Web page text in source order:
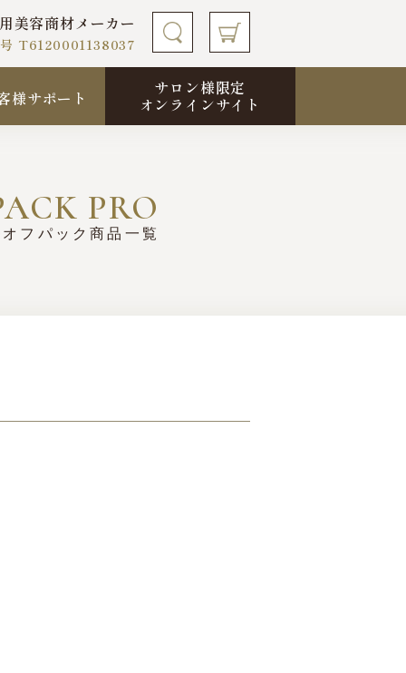
美容商材メーカー
号 T6120001138037
様サポート サロン様限定
オンラインサイト
PRO
フパック商品一覧